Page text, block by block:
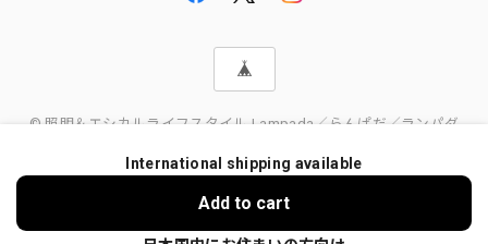
© 照明＆エシカルライフスタイル Lampada／らんぱだ／ランパダ
International shipping available
Add to cart